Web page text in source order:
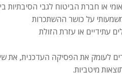
או חברת הביטוח לגבי הסיבתיות
על כושר ההשתכרות
עתידיים או עזרת הזולת
לעומק את הפסיקה העדכנית, את
מיטביות.